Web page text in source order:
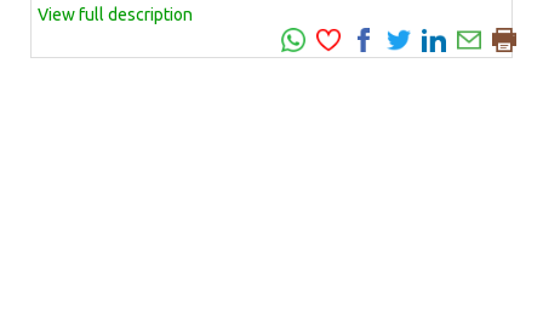
View full description